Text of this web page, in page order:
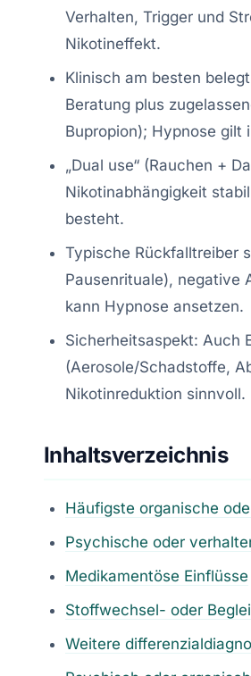
Verhalten, Trigger und
Nikotineffekt.
Klinisch am besten
Beratung plus
Bupropion); Hypnose gilt
„Dual use“ (Rauchen +
Nikotinabhängigkeit
besteht.
Typische Rückfalltreiber
Pausenrituale), negative
kann Hypnose ansetzen.
Sicherheitsaspekt: Auch
(Aerosole/Schadstoffe,
Nikotinreduktion sinnvoll.
Inhaltsverzeichnis
Häufigste organische
Psychische oder
Medikamentöse Einflüsse
Stoffwechsel- oder
Weitere